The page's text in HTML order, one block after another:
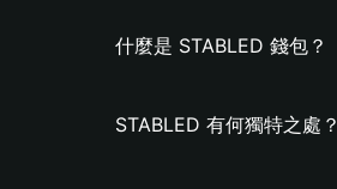
什麼是 STABLED 錢包？
STABLED 有何獨特之處？